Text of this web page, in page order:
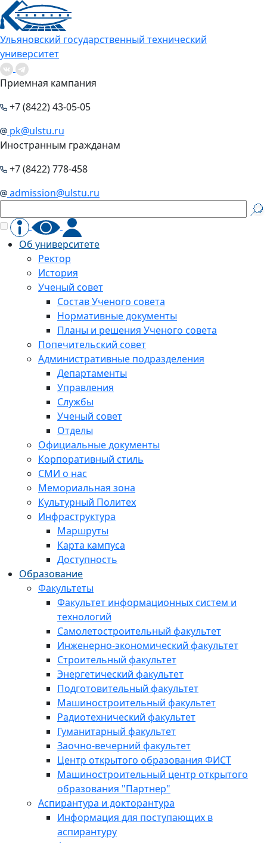
Ульяновский государственный технический
университет
Приемная кампания
+7 (8422) 43-05-05
pk@ulstu.ru
Иностранным гражданам
+7 (8422) 778-458
admission@ulstu.ru
Об университете
Ректор
История
Ученый совет
Состав Ученого совета
Нормативные документы
Планы и решения Ученого совета
Попечительский совет
Административные подразделения
Департаменты
Управления
Службы
Ученый совет
Отделы
Официальные документы
Корпоративный стиль
СМИ о нас
Мемориальная зона
Культурный Политех
Инфраструктура
Маршруты
Карта кампуса
Доступность
Образование
Факультеты
Факультет информационных систем и
технологий
Самолетостроительный факультет
Инженерно-экономический факультет
Строительный факультет
Энергетический факультет
Подготовительный факультет
Машиностроительный факультет
Радиотехнический факультет
Гуманитарный факультет
Заочно-вечерний факультет
Центр открытого образования ФИСТ
Машиностроительный центр открытого
образования "Партнер"
Аспирантура и докторантура
Информация для поступающих в
аспирантуру